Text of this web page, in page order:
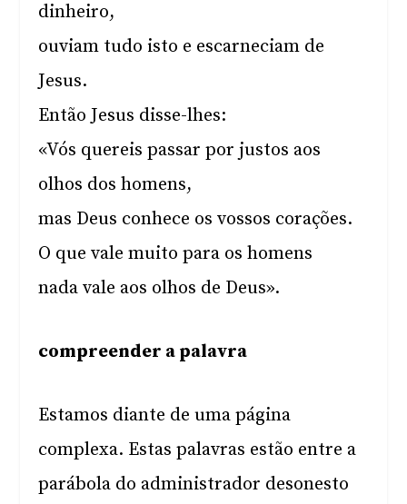
dinheiro,
ouviam tudo isto e escarneciam de
Jesus.
Então Jesus disse-lhes:
«Vós quereis passar por justos aos
olhos dos homens,
mas Deus conhece os vossos corações.
O que vale muito para os homens
nada vale aos olhos de Deus».
compreender a palavra
Estamos diante de uma página
complexa. Estas palavras estão entre a
parábola do administrador desonesto